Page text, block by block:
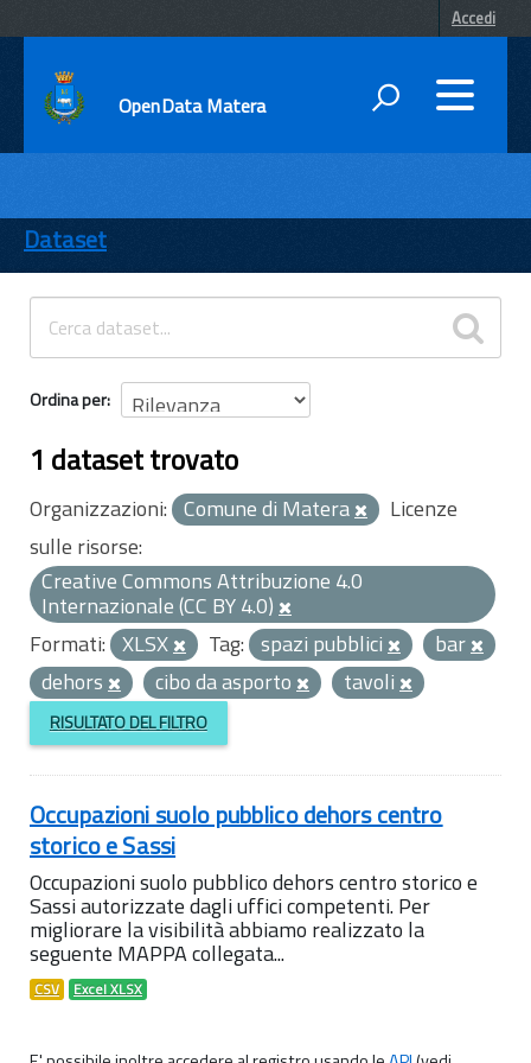
Accedi
OpenData Matera
ENTI
TEMI
INFORMAZIONI
Dataset
Ordina per
1 dataset trovato
Organizzazioni: Comune di Matera
Licenze
sulle risorse:
Creative Commons Attribuzione 4.0
Internazionale (CC BY 4.0)
Formati: XLSX Tag: spazi pubblici
bar
dehors
cibo da asporto tavoli
RISULTATO DEL FILTRO
Occupazioni suolo pubblico dehors centro
storico e Sassi
Occupazioni suolo pubblico dehors centro storico e
Sassi autorizzate dagli uffici competenti. Per
migliorare la visibilità abbiamo realizzato la
seguente MAPPA collegata...
CSV Excel XLSX